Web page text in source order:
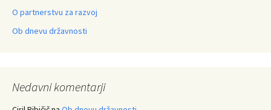
O partnerstvu za razvoj
Ob dnevu državnosti
Nedavni komentarji